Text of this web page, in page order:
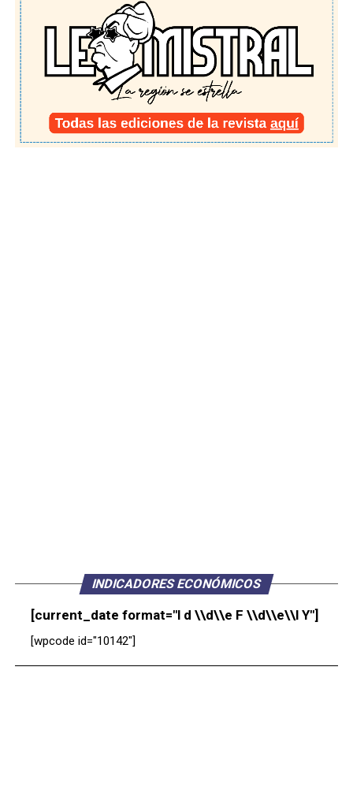
INDICADORES ECONÓMICOS
[current_date format="l d \\d\\e F \\d\\e\\l Y"]
[wpcode id="10142"]